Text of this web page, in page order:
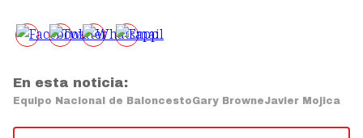
En esta noticia:
Equipo Nacional de BaloncestoGary BrowneJavier Mojica